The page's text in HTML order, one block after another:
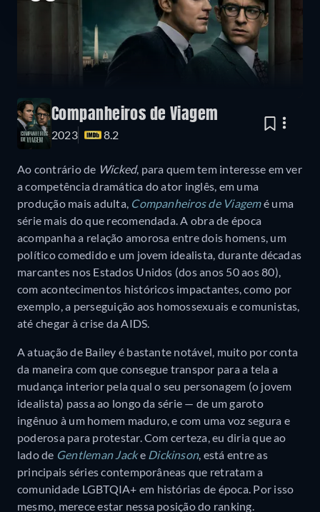
Companheiros de Viagem
2023 8.2
Ao contrário de Wicked, para quem tem interesse em ver
a competência dramática do ator inglês, em uma
produção mais adulta, Companheiros de Viagemé uma
série mais do que recomendada. A obra de época
acompanha a relação amorosa entre dois homens, um
político comedido e um jovem idealista, durante décadas
marcantes nos Estados Unidos (dos anos 50 aos 80),
com acontecimentos históricos impactantes, como por
exemplo, a perseguição aos homossexuais e comunistas,
até chegar à crise da AIDS.
A atuação de Bailey é bastante notável, muito por conta
da maneira com que consegue transpor para a tela a
mudança interior pela qual o seu personagem (o jovem
idealista) passa ao longo da série — de um garoto
ingênuo à um homem maduro, e com uma voz segura e
poderosa para protestar. Com certeza, eu diria que ao
lado de Gentleman Jacke Dickinson, está entre as
principais séries contemporâneas que retratam a
comunidade LGBTQIA+ em histórias de época. Por isso
mesmo, merece estar nessa posição do ranking.